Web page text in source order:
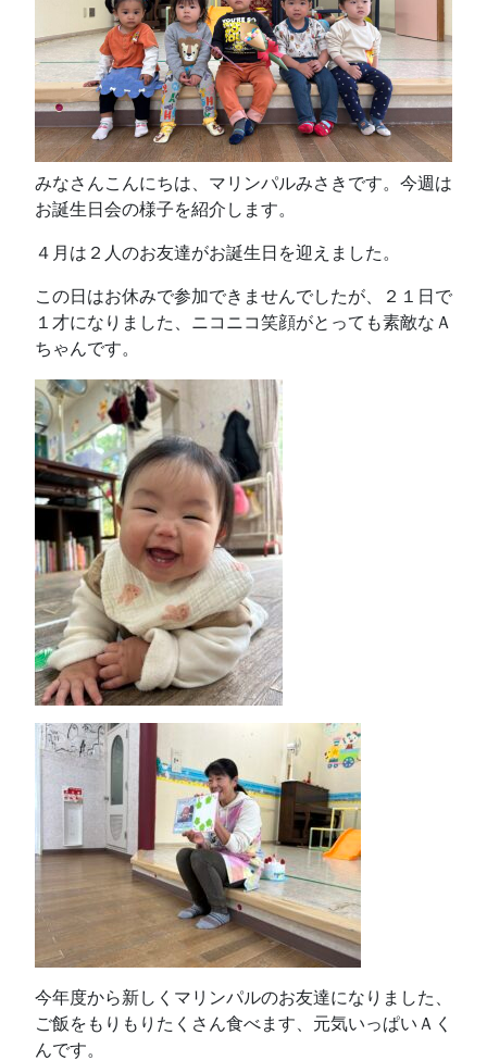
みなさんこんにちは、マリンパルみさきです。今週は
お誕生日会の様子を紹介します。
４月は２人のお友達がお誕生日を迎えました。
この日はお休みで参加できませんでしたが、２１日で
１才になりました、ニコニコ笑顔がとっても素敵なＡ
ちゃんです。
今年度から新しくマリンパルのお友達になりました、
ご飯をもりもりたくさん食べます、元気いっぱいＡく
んです。